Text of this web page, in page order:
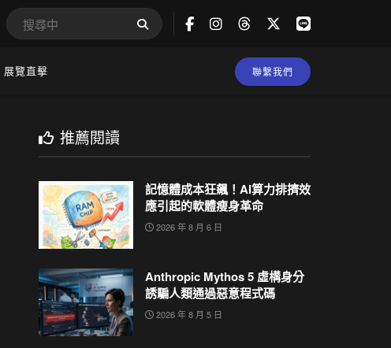
展覽直擊 聯繫我們
推薦閱讀
記憶體成本狂飆！AI算力排擠效
應引起的軟體瘦身革命
2026 年 8 月 6 日
Anthropic Mythos 5 虛構身分
誘騙人類通過惡意程式碼
2026 年 8 月 5 日